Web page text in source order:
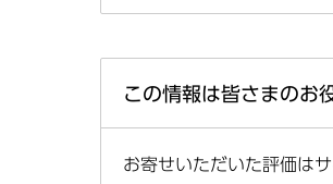
この情報は皆さまのお
お寄せいただいた評価は